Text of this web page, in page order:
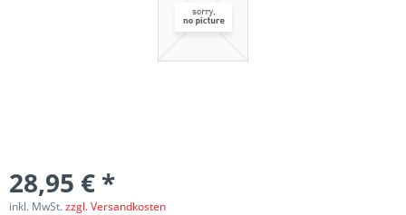
28,95 € *
inkl. MwSt.zzgl. Versandkosten